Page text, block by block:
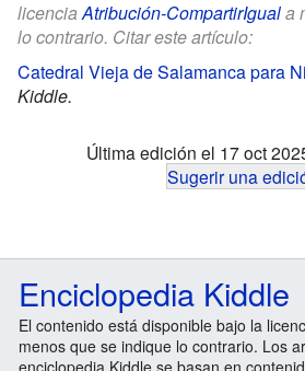
licenciaAtribución-CompartirIguala
lo contrario. Citar este artículo:
Catedral Vieja de Salamanca para
Kiddle.
Última edición el 17 oct
Sugerir una
Enciclopedia Kiddle
El contenido está disponible bajo la
menos que se indique lo contrario. Los